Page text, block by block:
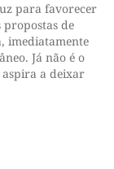
para favorecer
propostas de
imediatamente
Já não é o
a deixar